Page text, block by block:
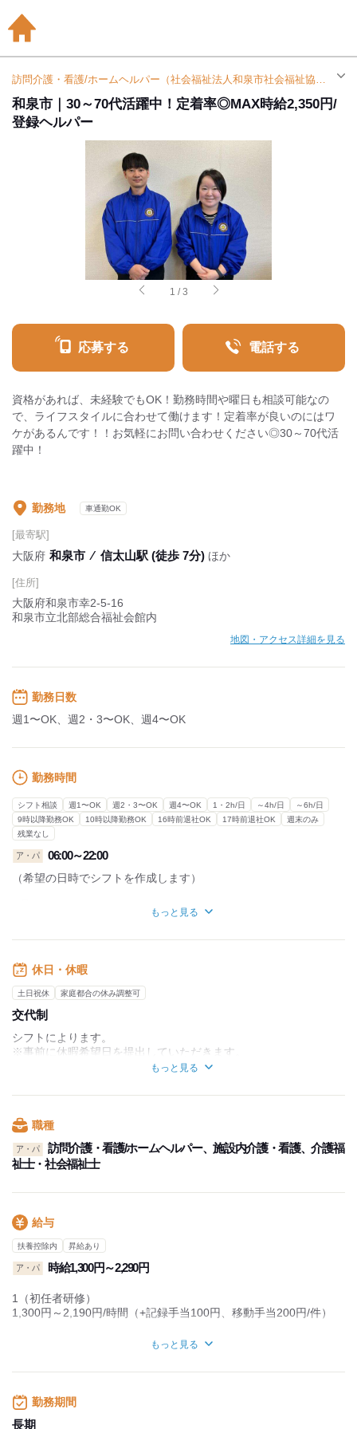
訪問介護・看護/ホームヘルパー（社会福祉法人和泉市社会福祉協議会）| アルバイト・パート求人（信太山駅）
和泉市｜30～70代活躍中！定着率◎MAX時給2,350円/
登録ヘルパー
1 /3
応募する 電話する
資格があれば、未経験でもOK！勤務時間や曜日も相談可能なの
で、ライフスタイルに合わせて働けます！定着率が良いのにはワ
ケがあるんです！！お気軽にお問い合わせください◎30～70代活
躍中！
勤務地 車通勤OK
[最寄駅]
大阪府 和泉市 ⁄ 信太山駅 (徒歩 7分) ほか
[住所]
大阪府和泉市幸2-5-16
和泉市立北部総合福祉会館内
地図・アクセス詳細を見る
勤務日数
週1〜OK、週2・3〜OK、週4〜OK
勤務時間
シフト相談 週1〜OK 週2・3〜OK 週4〜OK 1・2h/日 ～4h/日
～6h/日
9時以降勤務OK
10時以降勤務OK 16時前退社OK 17時前退社OK
週末のみ
残業なし
ア・パ 06:00～22:00
（希望の日時でシフトを作成します）
■時間・曜日・日数相談可
お子さんの都合での急なシフト変更にも
できる限り対応しています◎
働くママさんが多く活躍しているので、
互いに協力しながら勤務できるのもポイント！
もっと見る
休日・休暇
土日祝休 家庭都合の休み調整可
交代制
シフトによります。
※事前に休暇希望日を提出していただきます。
もっと見る
職種
ア・パ
訪問介護・看護/ホームヘルパー、施設内介護・看護、介護福
祉士・社会福祉士
給与
扶養控除内 昇給あり
ア・パ 時給1,300円～2,290円
1（初任者研修）
1,300円～2,190円/時間（+記録手当100円、移動手当200円/件）
1,450円～2,340円/時間（+記録手当100円、移動手当200円/件）
4（介護福祉士 A）
もっと見る
勤務期間
長期